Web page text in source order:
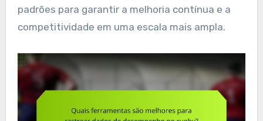
padrões para garantir a melhoria contínua e a
competitividade em uma escala mais ampla.